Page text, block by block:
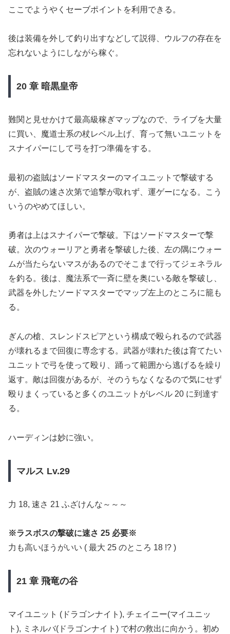
ここでようやくセーブポイントを利用できる。
後は装備を外して釣り出すなどして説得、ウルフの存在を
忘れないようにしながら稼ぐ。
20 章 暗黒皇帝
難関と見せかけて最高級稼ぎマップなので、ライブを大量
に買い、魔道士系の杖レベル上げ、育って無いユニットを
スナイパーにして弓を打つ準備をする。
最初の盗賊はソードマスターのマイユニットで撃破する
が、盗賊の速さ次第で追撃が取れず、運ゲーになる。こう
いうのやめてほしい。
勇者は上はスナイパーで撃破。下はソードマスターで撃
破。次のウォーリアと勇者を撃破した後、左の隅にウォー
ムが当たらないマスがあるのでそこまで行ってジェネラル
を釣る。後は、魔法系で一斉に壁を奥にいる敵を撃破し、
武器を外したソードマスターでマップ左上のところに籠も
る。
ぎんの槍、スレンドスピアという構成で殴られるので武器
が壊れるまで回復に専念する。武器が壊れた後は育てたい
ユニットで弓を使って殴り、踊って範囲から逃げるを繰り
返す。敵は回復があるが、そのうちなくなるので気にせず
殴りまくっていると多くのユニットがレベル 20 に到達す
る。
ハーディンは妙に強い。
マルス Lv.29
力 18, 速さ 21 ふざけんな～～～
※ラスボスの撃破に速さ 25 必要※
力も高いほうがいい ( 最大 25 のところ 18 !? )
21 章 飛竜の谷
マイユニット (ドラゴンナイト), チェイニー(マイユニッ
ト), ミネルバ(ドラゴンナイト) で村の救出に向かう。初め